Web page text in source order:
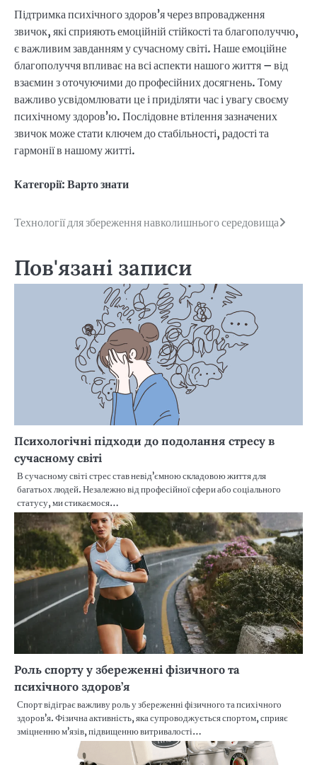
Підтримка психічного здоров’я через впровадження
звичок, які сприяють емоційній стійкості та благополуччю,
є важливим завданням у сучасному світі. Наше емоційне
благополуччя впливає на всі аспекти нашого життя – від
взаємин з оточуючими до професійних досягнень. Тому
важливо усвідомлювати це і приділяти час і увагу своєму
психічному здоров’ю. Послідовне втілення зазначених
звичок може стати ключем до стабільності, радості та
гармонії в нашому житті.
Категорії: Варто знати
Навігація
Технології для збереження навколишнього середовища
Пов'язані записи
Психологічні підходи до подолання стресу в
сучасному світі
В сучасному світі стрес став невід’ємною складовою життя для
багатьох людей. Незалежно від професійної сфери або соціального
статусу, ми стикаємося…
Роль спорту у збереженні фізичного та
психічного здоров’я
Спорт відіграє важливу роль у збереженні фізичного та психічного
здоров’я. Фізична активність, яка супроводжується спортом, сприяє
зміцненню м’язів, підвищенню витривалості…